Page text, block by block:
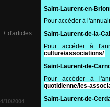
+ d'articles...
10/2004
Saint-Laurent-en-
Pour accéder à
Saint-Laurent-de-la-
Pour accéder à
culture/associations/
Saint-Laurent-de-
Pour accéder à
quotidienne/les-
Saint-Laurent-de-